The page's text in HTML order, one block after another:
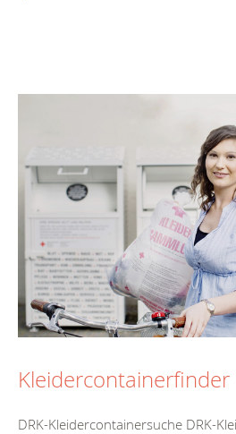
Kleidercontainerfinder
DRK-Kleidercontainersuche DRK-